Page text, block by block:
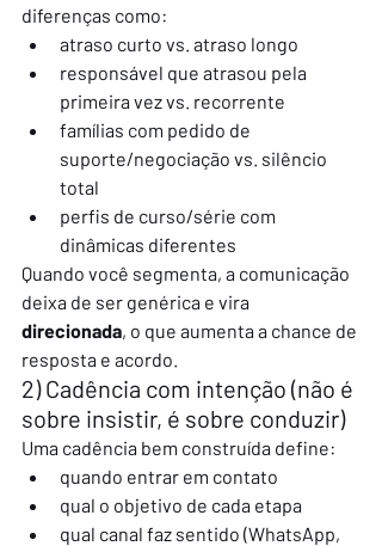
diferenças como:
atraso curto vs. atraso longo
responsável que atrasou pela
primeira vez vs. recorrente
famílias com pedido de
suporte/negociação vs. silêncio
total
perfis de curso/série com
dinâmicas diferentes
Quando você segmenta, a comunicação
deixa de ser genérica e vira
direcionada, o que aumenta a chance de
resposta e acordo.
2) Cadência com intenção (não é
sobre insistir, é sobre conduzir)
Uma cadência bem construída define:
quando entrar em contato
qual o objetivo de cada etapa
qual canal faz sentido (WhatsApp,